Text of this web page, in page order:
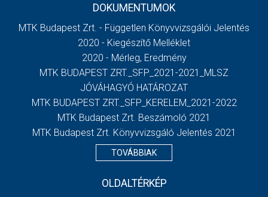
DOKUMENTUMOK
MTK Budapest Zrt. - Független Könyvvizsgálói Jelentés
2020 - Kiegészítő Melléklet
2020 - Mérleg, Eredmény
MTK BUDAPEST ZRT._SFP_2021-2021_MLSZ
JÓVÁHAGYÓ HATÁROZAT
MTK BUDAPEST ZRT._SFP_KERELEM_2021-2022
MTK Budapest Zrt. Beszámoló 2021
MTK Budapest Zrt. Könyvvizsgáló Jelentés 2021
TOVÁBBIAK
OLDALTÉRKÉP